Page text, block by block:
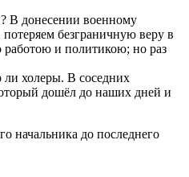
В донесении военному
безграничную веру в
работою и политикою; но раз
ли холеры. В соседних
дошёл до наших дней и
начальника до последнего